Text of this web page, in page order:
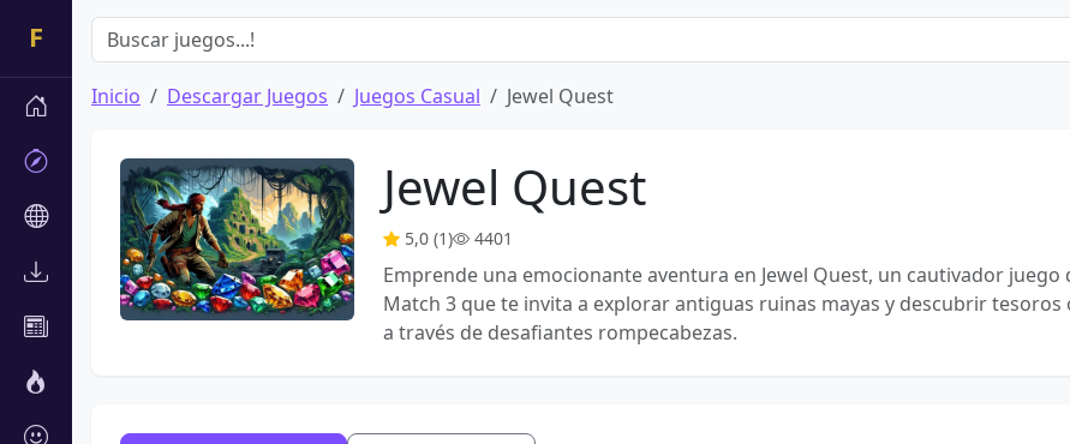
Inicio Descargar Juegos Juegos Casual Jewel Quest
Jewel Quest
5,0 (1) 4401
Emprende una emocionante aventura en Jewel Quest, un cautivador juego
Match 3 que te invita a explorar antiguas ruinas mayas y descubrir tesoros
a través de desafiantes rompecabezas.